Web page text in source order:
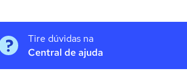
Tire dúvidas na
Central de ajuda